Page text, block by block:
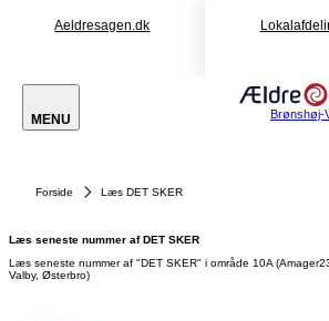
Aeldresagen.dk
MENU Brønshøj-
Forside Læs DET SKER
Læs seneste nummer af DET SKER
Læs seneste nummer af "DET SKER" i område 10A
Valby, Østerbro)